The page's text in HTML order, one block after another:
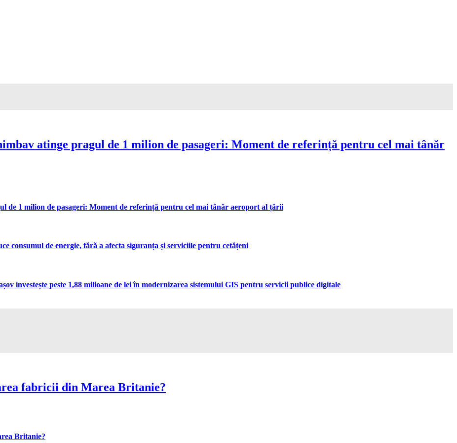
atinge pragul de 1 milion de pasageri: Moment de referință pentru cel mai tânăr
de 1 milion de pasageri: Moment de referință pentru cel mai tânăr aeroport al țării
consumul de energie, fără a afecta siguranța și serviciile pentru cetățeni
investește peste 1,88 milioane de lei în modernizarea sistemului GIS pentru servicii publice digitale
fabricii din Marea Britanie?
Britanie?